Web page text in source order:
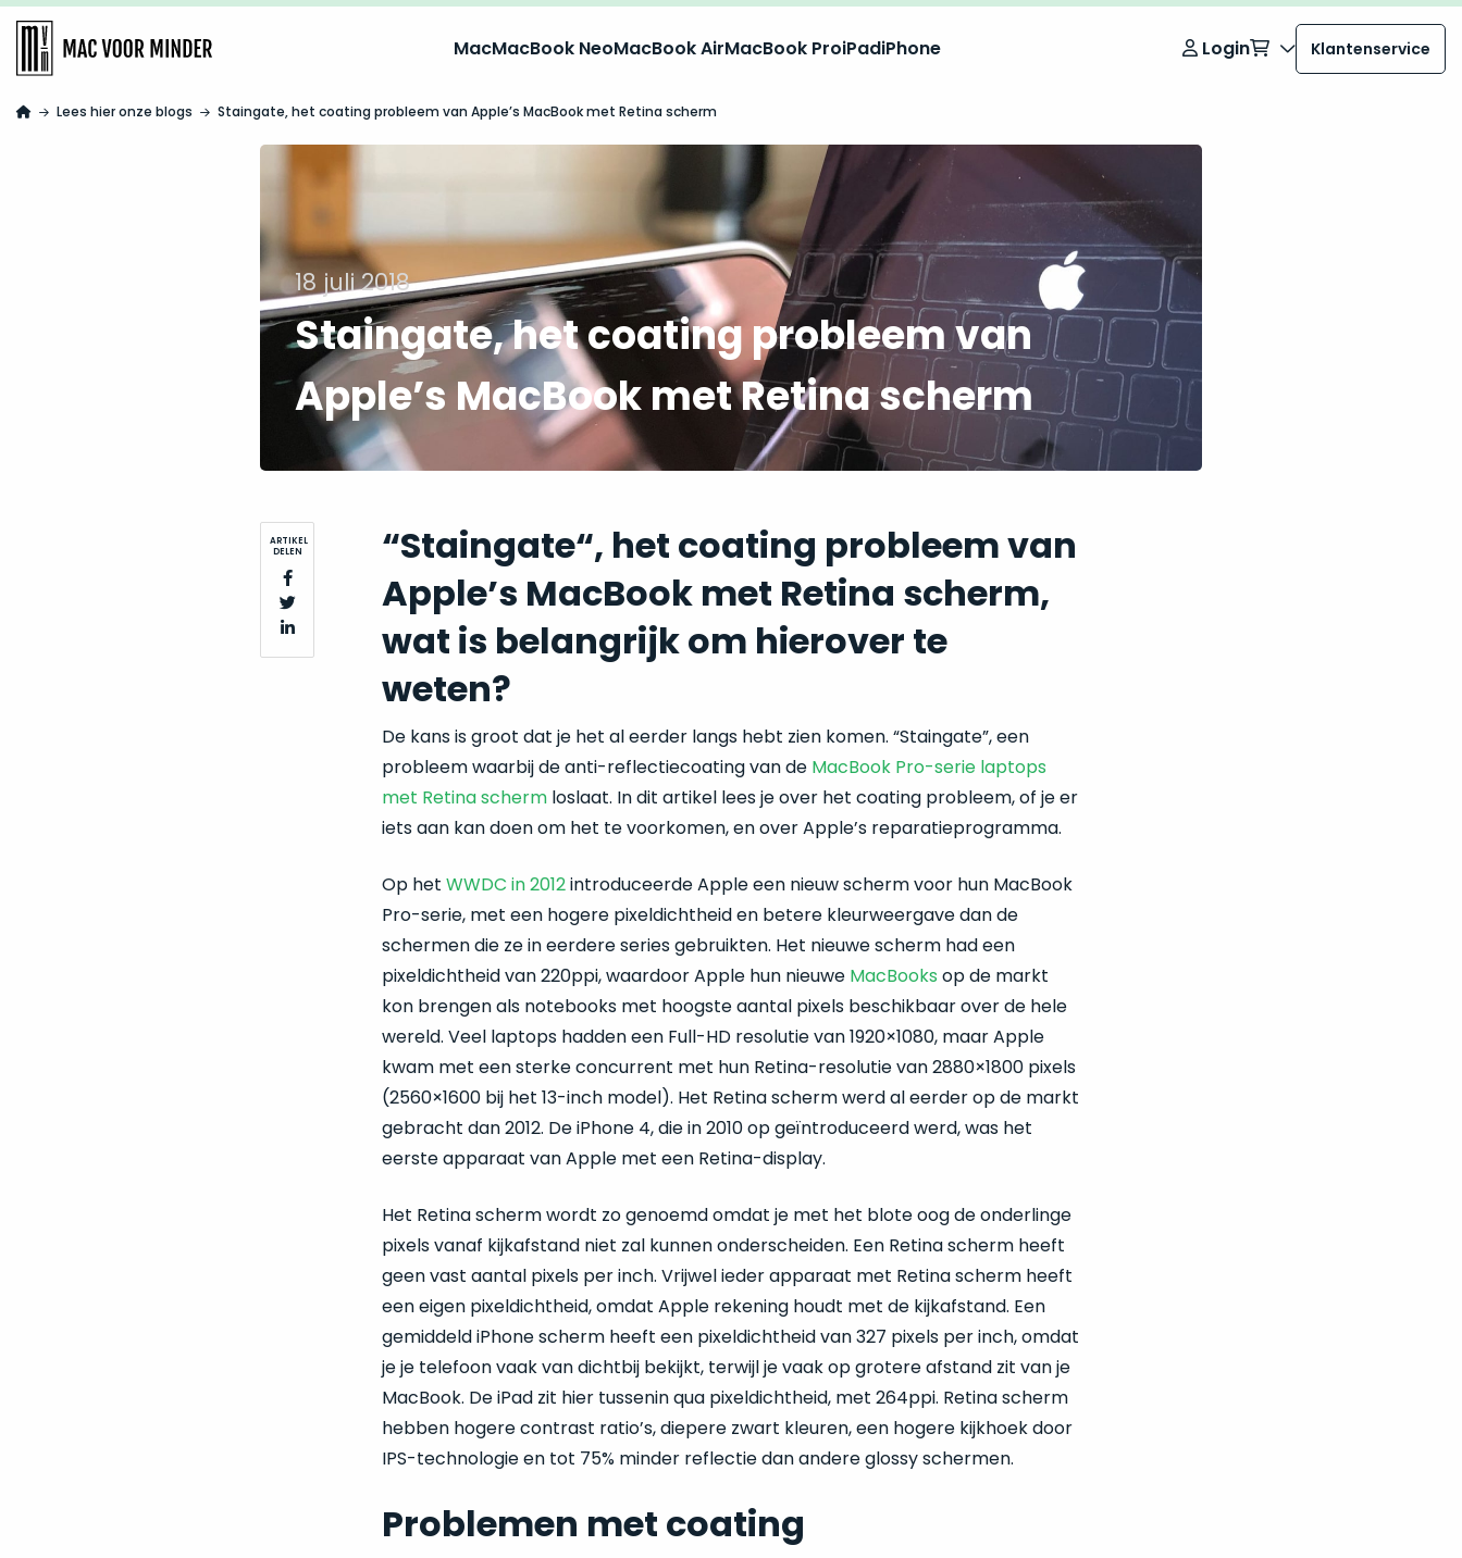
MacMacBook NeoMacBook AirMacBook ProiPadiPhone Login Klantenservice
Lees hier onze blogs Staingate, het coating probleem van Apple’s MacBook met Retina scherm
18 juli 2018
Staingate, het coating probleem van
Apple’s MacBook met Retina scherm
ARTIKEL
DELEN
“Staingate“, het coating probleem van
Apple’s MacBook met Retina scherm,
wat is belangrijk om hierover te
weten?
De kans is groot dat je het al eerder langs hebt zien komen. “Staingate”, een
probleem waarbij de anti-reflectiecoating van de MacBook Pro-serie laptops
met Retina schermloslaat. In dit artikel lees je over het coating probleem, of je er
iets aan kan doen om het te voorkomen, en over Apple’s reparatieprogramma.
Op het WWDC in 2012introduceerde Apple een nieuw scherm voor hun MacBook
Pro-serie, met een hogere pixeldichtheid en betere kleurweergave dan de
schermen die ze in eerdere series gebruikten. Het nieuwe scherm had een
pixeldichtheid van 220ppi, waardoor Apple hun nieuwe MacBooks op de markt
kon brengen als notebooks met hoogste aantal pixels beschikbaar over de hele
wereld. Veel laptops hadden een Full-HD resolutie van 1920×1080, maar Apple
kwam met een sterke concurrent met hun Retina-resolutie van 2880×1800 pixels
(2560×1600 bij het 13-inch model). Het Retina scherm werd al eerder op de markt
gebracht dan 2012. De iPhone 4, die in 2010 op geïntroduceerd werd, was het
eerste apparaat van Apple met een Retina-display.
Het Retina scherm wordt zo genoemd omdat je met het blote oog de onderlinge
pixels vanaf kijkafstand niet zal kunnen onderscheiden. Een Retina scherm heeft
geen vast aantal pixels per inch. Vrijwel ieder apparaat met Retina scherm heeft
een eigen pixeldichtheid, omdat Apple rekening houdt met de kijkafstand. Een
gemiddeld iPhone scherm heeft een pixeldichtheid van 327 pixels per inch, omdat
je je telefoon vaak van dichtbij bekijkt, terwijl je vaak op grotere afstand zit van je
MacBook. De iPad zit hier tussenin qua pixeldichtheid, met 264ppi. Retina scherm
hebben hogere contrast ratio’s, diepere zwart kleuren, een hogere kijkhoek door
IPS-technologie en tot 75% minder reflectie dan andere glossy schermen.
Problemen met coating